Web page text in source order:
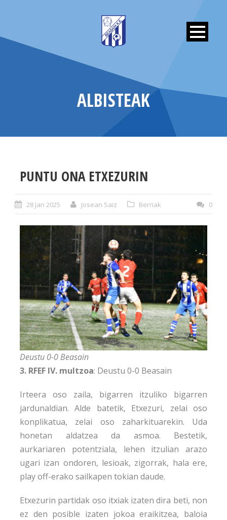
ALBISTEAK
PUNTU ONA ETXEZURIN
28 Jan 2025 Josean Saiz Berriak 0
Deustu 0-0 Beasain
3. RFEF IV. multzoa: Deustu 0-0 Beasain
Irteera oso zaila, bigarren itzuliko bigarren
jardunaldian. Alde batetik, Etxezuri, zelai oso
konplikatua, zelai oso zaharkituarekin. Uda
honetan aldatzea da asmoa. Bestetik,
aurkariaren potentziala, lehen itzulian arazo
ugari izan ondoren, lesioak, zigorrak, hala ere,
play off-erako sailkapen tokian daude.
Etxezurin partidak oso itxiak izaten dira beti, non
ez den posible izaten jokoa eraikitzea, baloia